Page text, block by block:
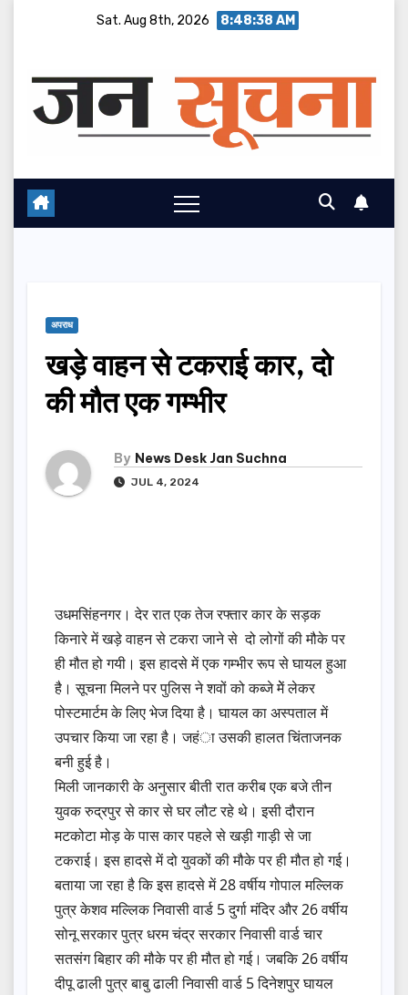
Sat. Aug 8th, 2026 8:48:39 AM
अपराध
खड़े वाहन से टकराई कार, दो
की मौत एक गम्भीर
By News Desk Jan Suchna
JUL 4, 2024
उधमसिंहनगर। देर रात एक तेज रफ्तार कार के सड़क
किनारे में खड़े वाहन से टकरा जाने से दो लोगों की मौके पर
ही मौत हो गयी। इस हादसे में एक गम्भीर रूप से घायल हुआ
है। सूचना मिलने पर पुलिस ने शवों को कब्जे मेें लेकर
पोस्टमार्टम के लिए भेज दिया है। घायल का अस्पताल में
उपचार किया जा रहा है। जहंा उसकी हालत चिंताजनक
बनी हुई है।
मिली जानकारी के अनुसार बीती रात करीब एक बजे तीन
युवक रुद्रपुर से कार से घर लौट रहे थे। इसी दौरान
मटकोटा मोड़ के पास कार पहले से खड़ी गाड़ी से जा
टकराई। इस हादसे में दो युवकों की मौके पर ही मौत हो गई।
बताया जा रहा है कि इस हादसे में 28 वर्षीय गोपाल मल्लिक
पुत्र केशव मल्लिक निवासी वार्ड 5 दुर्गा मंदिर और 26 वर्षीय
सोनू सरकार पुत्र धरम चंद्र सरकार निवासी वार्ड चार
सतसंग बिहार की मौके पर ही मौत हो गई। जबकि 26 वर्षीय
दीपू ढाली पुत्र बाबु ढाली निवासी वार्ड 5 दिनेशपुर घायल